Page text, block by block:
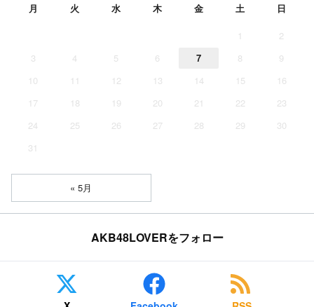
月 火 水 木 金 土 日
1
2
3
4 5 6 7 8
9
10
11 12 13 14 15
16
17
18 19 20 21 22
23
24
25 26 27 28 29
30
31
« 5月
AKB48LOVERをフォロー